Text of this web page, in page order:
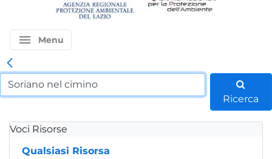
menu Menu
Ricerca
Voci Risorse
Qualsiasi Risorsa